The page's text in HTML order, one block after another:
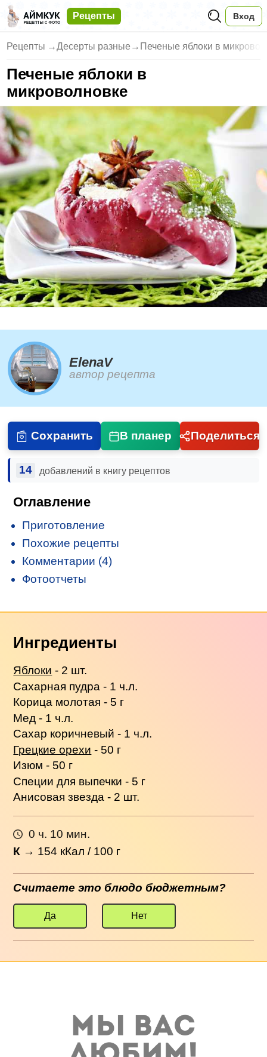
Рецепты Вход
Рецепты →Десерты разные → Печеные яблоки в
Печеные яблоки в
микроволновке
ElenaV
автор рецепта
Сохранить В планер Поделиться
14 добавлений в книгу рецептов
Оглавление
Приготовление
Похожие рецепты
Комментарии (4)
Фотоотчеты
Ингредиенты
Яблоки - 2 шт.
Сахарная пудра - 1 ч.л.
Корица молотая - 5 г
Мед - 1 ч.л.
Сахар коричневый - 1 ч.л.
Грецкие орехи - 50 г
Изюм - 50 г
Специи для выпечки - 5 г
Анисовая звезда - 2 шт.
0 ч. 10 мин.
К → 154 кКал / 100 г
Считаете это блюдо бюджетным?
Да Нет